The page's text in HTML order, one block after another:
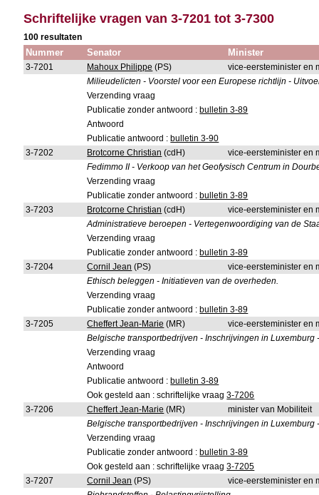
Schriftelijke vragen van 3-7201 tot 3-7300
100 resultaten
Nummer Senator Minister
3-7201 Mahoux Philippe (PS)
vice-eersteminister en
Milieudelicten - Voorstel voor een Europese richtlijn -
Verzending vraag
Publicatie zonder antwoord : bulletin 3-89
Antwoord
Publicatie antwoord : bulletin 3-90
3-7202
Brotcorne Christian (cdH)
vice-eersteminister en
Fedimmo II - Verkoop van het Geofysisch Centrum in
Verzending vraag
Publicatie zonder antwoord : bulletin 3-89
3-7203
Brotcorne Christian (cdH)
vice-eersteminister en
Administratieve beroepen - Vertegenwoordiging van de
Verzending vraag
Publicatie zonder antwoord : bulletin 3-89
3-7204
Cornil Jean (PS)
vice-eersteminister en
Ethisch beleggen - Initiatieven van de overheden.
Verzending vraag
Publicatie zonder antwoord : bulletin 3-89
3-7205
Cheffert Jean-Marie (MR)
vice-eersteminister en
Belgische transportbedrijven - Inschrijvingen in Luxemburg
Verzending vraag
Antwoord
Publicatie antwoord : bulletin 3-89
Ook gesteld aan : schriftelijke vraag3-7206
3-7206
Cheffert Jean-Marie (MR)
minister van Mobiliteit
Belgische transportbedrijven - Inschrijvingen in Luxemburg
Verzending vraag
Publicatie zonder antwoord : bulletin 3-89
Ook gesteld aan : schriftelijke vraag3-7205
3-7207
Cornil Jean (PS)
vice-eersteminister en